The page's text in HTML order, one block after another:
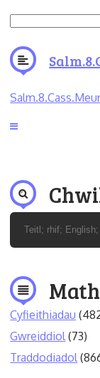
Cyfieithiadau
Gwreiddiol (73)
Traddodiadol